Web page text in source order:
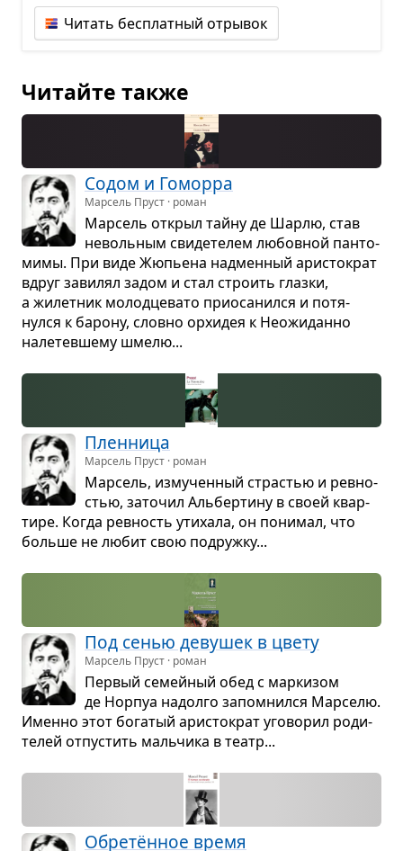
Читать бесплатный отрывок
Читайте также
Содом и Гоморра
Марсель Пруст · роман
Мар­сель открыл тайну де Шарлю, став
неволь­ным сви­де­те­лем любов­ной пан­то­
мимы. При виде Жюпьена над­мен­ный ари­сто­крат
вдруг зави­лял задом и стал стро­ить глазки,
а жилет­ник молод­це­вато при­о­са­нился и потя­
нулся к барону, словно орхи­дея к Неожи­данно
нале­тев­шему шмелю...
Плен­ница
Марсель Пруст · роман
Мар­сель, изму­чен­ный стра­стью и рев­но­
стью, зато­чил Аль­бер­тину в своей квар­
тире. Когда рев­ность ути­хала, он пони­мал, что
больше не любит свою подружку...
Под сенью деву­шек в цвету
Марсель Пруст · роман
Пер­вый семей­ный обед с мар­ки­зом
де Нор­пуа надолго запо­мнился Мар­селю.
Именно этот бога­тый ари­сто­крат уго­во­рил роди­
те­лей отпу­стить маль­чика в театр...
Обретён­ное время